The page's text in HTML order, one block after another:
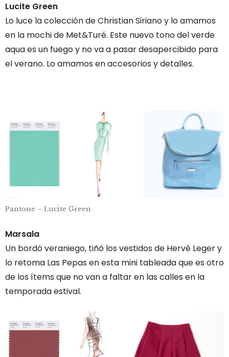
Lucite Green
Lo luce la colección de Christian Siriano y lo amamos
en la mochi de Met&Turé. Este nuevo tono del verde
aqua es un fuego y no va a pasar desapercibido para
el verano. Lo amamos en accesorios y detalles.
Pantone – Lucite Green
Marsala
Un bordó veraniego, tiñó los vestidos de Hervé Leger y
lo retoma Las Pepas en esta mini tableada que es otro
de los ítems que no van a faltar en las calles en la
temporada estival.